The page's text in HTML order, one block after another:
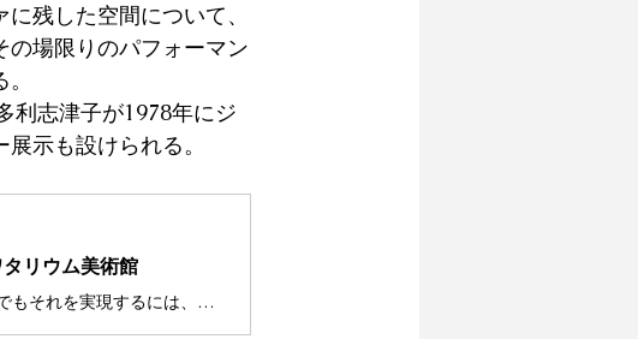
残した空間について、
の場限りのパフォーマン
志津子が1978年にジ
示も設けられる。
リウム美術館
ジャッドの作品は「ふんわりしたもの」を排除しようとする。でもそれを実現するには、作家の采配や人間的な感覚がどうしても必要になる——その逆説が、今回いちばん残りました。AIが「形」を作れる時代に、人が動いて考えて実践しながらでなければ生まれないものとは何か。